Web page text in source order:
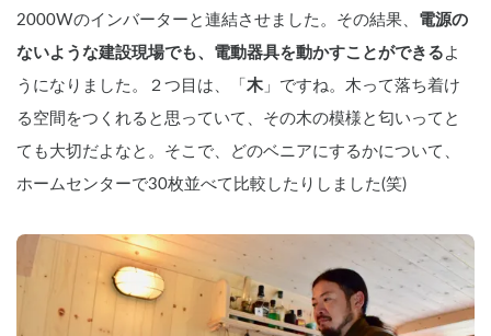
2000Wのインバーターと連結させました。その結果、 電源の
ないような建設現場でも、電動器具を動かすことができる よ
うになりました。２つ目は、「 木」ですね。木って落ち着け
る空間をつくれると思っていて、その木の模様と匂いってと
ても大切だよなと。そこで、どのベニアにするかについて、
ホームセンターで30枚並べて比較したりしました(笑)